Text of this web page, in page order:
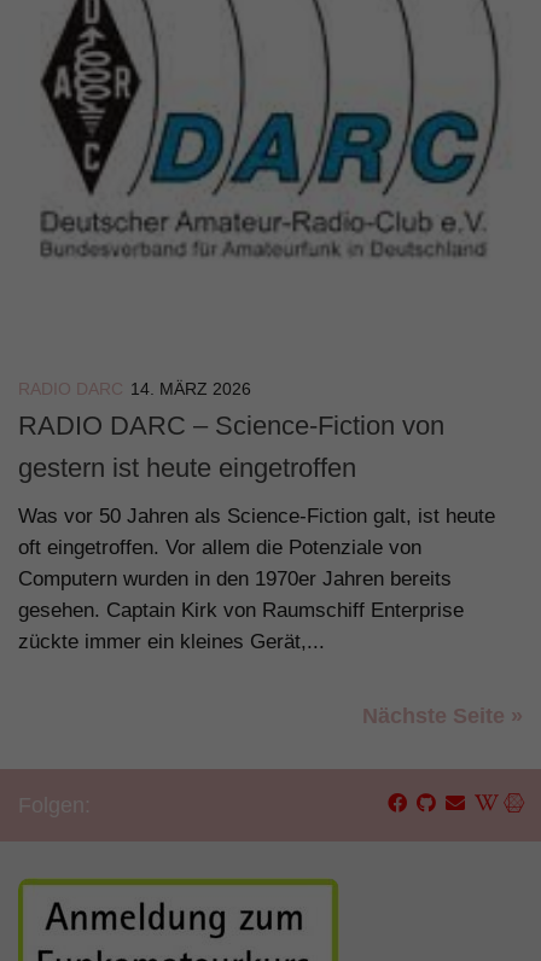
RADIO DARC 14. MÄRZ 2026
RADIO DARC – Science-Fiction von
gestern ist heute eingetroffen
Was vor 50 Jahren als Science-Fiction galt, ist heute
oft eingetroffen. Vor allem die Potenziale von
Computern wurden in den 1970er Jahren bereits
gesehen. Captain Kirk von Raumschiff Enterprise
zückte immer ein kleines Gerät,...
Nächste Seite »